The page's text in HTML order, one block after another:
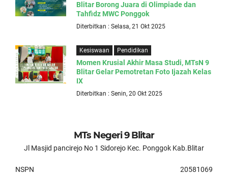
Blitar Borong Juara di Olimpiade dan
Tahfidz MWC Ponggok
Diterbitkan : Selasa, 21 Okt 2025
Kesiswaan Pendidikan
Momen Krusial Akhir Masa Studi, MTsN 9
Blitar Gelar Pemotretan Foto Ijazah Kelas
IX
Diterbitkan : Senin, 20 Okt 2025
MTs Negeri 9 Blitar
Jl Masjid pancirejo No 1 Sidorejo Kec. Ponggok Kab.Blitar
NSPN 20581069